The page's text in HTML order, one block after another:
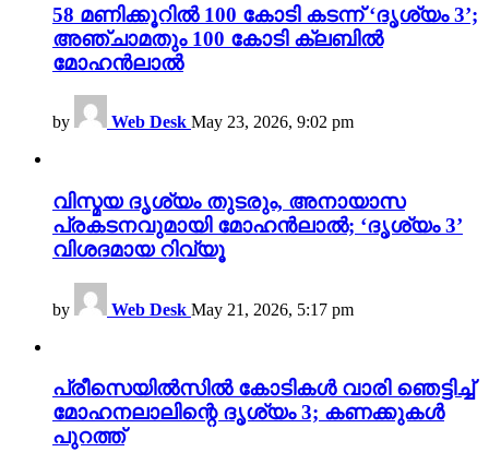
58 മണിക്കൂറിൽ 100 കോടി കടന്ന് ‘ദൃശ്യം 3’;
അഞ്ചാമതും 100 കോടി ക്ലബിൽ
മോഹൻലാൽ
by Web Desk May 23, 2026, 9:02 pm
വിസ്മയ ദൃശ്യം തുടരും, അനായാസ
പ്രകടനവുമായി മോഹൻലാൽ; ‘ദൃശ്യം 3’
വിശദമായ റിവ്യൂ
by Web Desk May 21, 2026, 5:17 pm
പ്രീസെയിൽസിൽ കോടികൾ വാരി ഞെട്ടിച്ച്
മോഹനലാലിന്റെ ദൃശ്യം 3; കണക്കുകൾ
പുറത്ത്